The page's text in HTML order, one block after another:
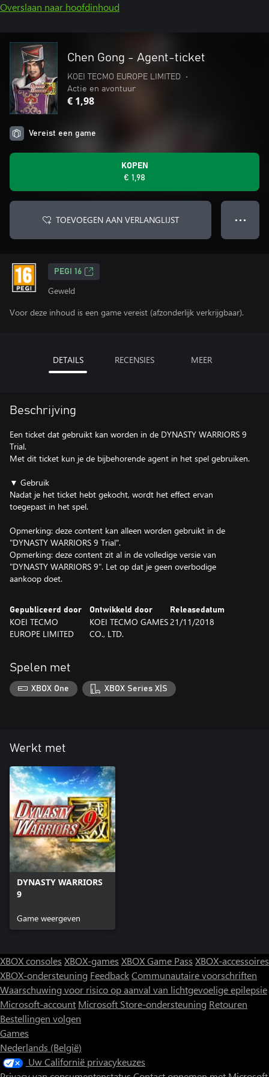
Overslaan naar hoofdinhoud
Chen Gong - Agent-ticket
KOEI TECMO EUROPE LIMITED
•
Actie en avontuur
€ 1,98
Vereist een game
KOPEN
€ 1,98
TOEVOEGEN AAN VERLANGLIJST ● ● ●
PEGI 16
Geweld
Voor deze inhoud is een game vereist (afzonderlijk verkrijgbaar).
DETAILS RECENSIES MEER
Beschrijving
Een ticket dat gebruikt kan worden in de DYNASTY WARRIORS 9
Trial.
Met dit ticket kun je de bijbehorende agent in het spel gebruiken.
▼ Gebruik
Nadat je het ticket hebt gekocht, wordt het effect ervan
toegepast in het spel.
Opmerking: deze content kan alleen worden gebruikt in de
"DYNASTY WARRIORS 9 Trial".
Opmerking: deze content zit al in de volledige versie van
"DYNASTY WARRIORS 9". Let op dat je geen overbodige
aankoop doet.
Gepubliceerd door
KOEI TECMO
EUROPE LIMITED
Ontwikkeld door
KOEI TECMO GAMES
CO., LTD.
Releasedatum
21/11/2018
Spelen met
XBOX One XBOX Series X|S
Werkt met
DYNASTY WARRIORS
9
Game weergeven
XBOX consoles XBOX-games XBOX Game Pass XBOX-accessoires
XBOX-ondersteuning FeedbackCommunautaire voorschriften
Waarschuwing voor risico op aanval van lichtgevoelige epilepsie
Microsoft-account Microsoft Store-ondersteuning Retouren
Bestellingen volgen
Games
Nederlands (België)
Uw Californië privacykeuzes